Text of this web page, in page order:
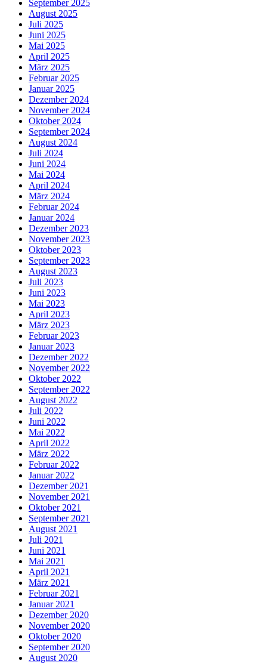
September 2025
August 2025
Juli 2025
Juni 2025
Mai 2025
April 2025
März 2025
Februar 2025
Januar 2025
Dezember 2024
November 2024
Oktober 2024
September 2024
August 2024
Juli 2024
Juni 2024
Mai 2024
April 2024
März 2024
Februar 2024
Januar 2024
Dezember 2023
November 2023
Oktober 2023
September 2023
August 2023
Juli 2023
Juni 2023
Mai 2023
April 2023
März 2023
Februar 2023
Januar 2023
Dezember 2022
November 2022
Oktober 2022
September 2022
August 2022
Juli 2022
Juni 2022
Mai 2022
April 2022
März 2022
Februar 2022
Januar 2022
Dezember 2021
November 2021
Oktober 2021
September 2021
August 2021
Juli 2021
Juni 2021
Mai 2021
April 2021
März 2021
Februar 2021
Januar 2021
Dezember 2020
November 2020
Oktober 2020
September 2020
August 2020